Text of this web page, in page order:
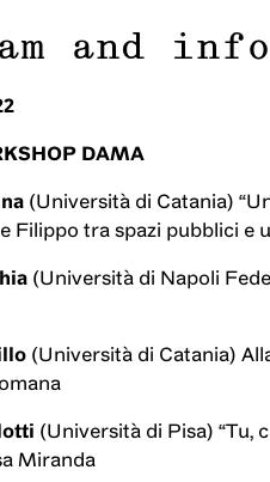
and
DAMA
(Università di Catania)
Filippo tra spazi pubblici e
(Università di Napoli
(Università di Catania)
(Università di Pisa) “Tu,
Miranda